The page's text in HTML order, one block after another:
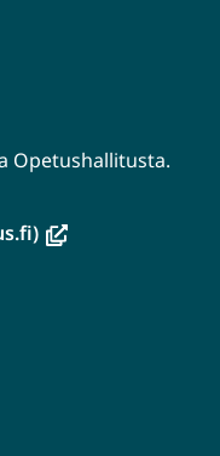
Opetushallitusta.
(avautuu